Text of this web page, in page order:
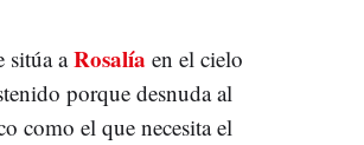
sitúa aRosalía en el cielo
porque desnuda al
como el que necesita el